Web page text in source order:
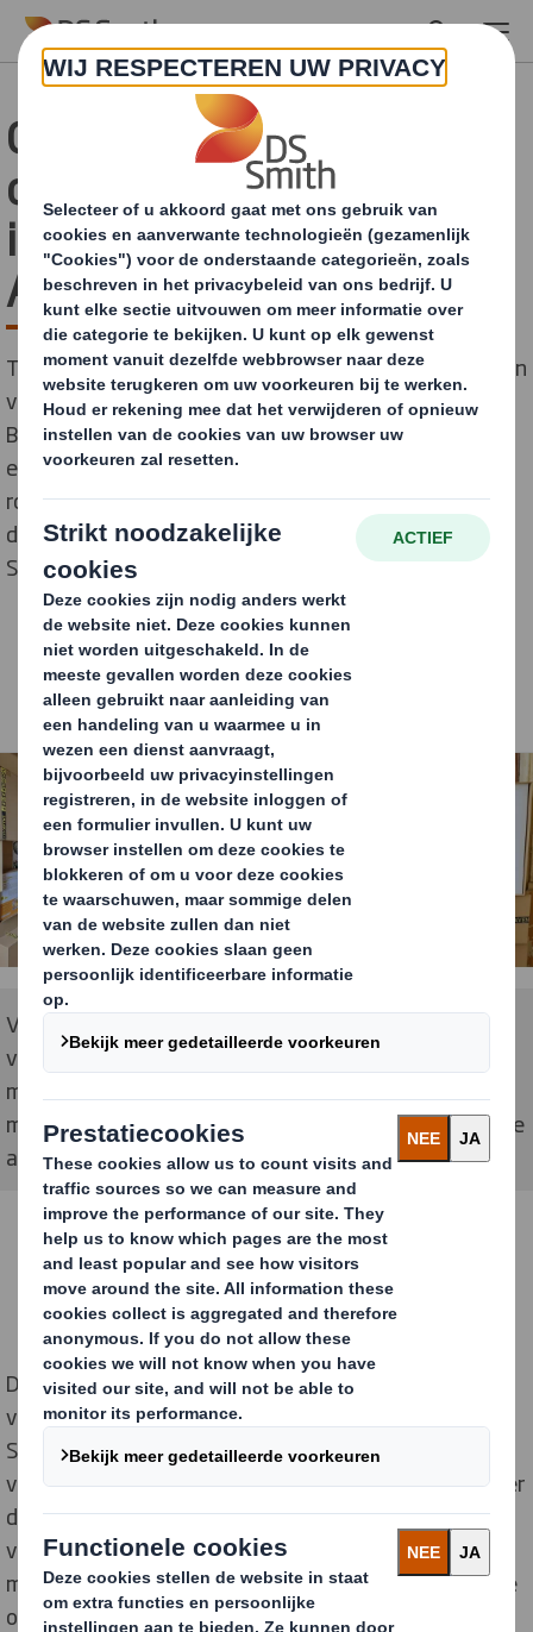
Skip to main content
Golfkarton DS Smith
ondersteunt de
introductie Smaakhaven
Antwerpen
Toerisme Vlaanderen presenteerde onlangs de plannen
voor het nieuwe culinaire centrum Smaakhaven.
Buurtbewoners en de Vlaamse culinaire sector kregen
een voorproefje tijdens een indrukwekkende
rondleiding. Het enthousiasme was groot, mede
dankzij de inzet van golfkartonnen decors van DS
Smith.
Voor het golfkarton van DS Smith werd gekozen
vanwege de milieuvriendelijke eigenschappen van het
materiaal en de mogelijkheid om flexibel
maatwerkoplossingen aan te bieden, zowel voor grote
als kleine klanten.
NEEM CONTACT OP
De Smaakhaven opent in 2029 de deuren in het
voormalige Loodswezen-gebouw aan de Antwerpse
Scheldekaaien en moet een referentiepunt worden
voor de Belgische en Vlaamse eet- en drinkcultuur. Meer
dan 1.000 bewoners en 150 ondernemers kregen een
voorproefje van dit concept. Voor de introductie ging
men bewust op zoek naar een duurzame en natuurlijke
oplossing.